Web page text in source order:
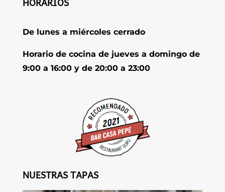
De lunes a miércoles cerrado
Horario de cocina de jueves a domingo de
9:00 a 16:00 y de 20:00 a 23:00
NUESTRAS TAPAS